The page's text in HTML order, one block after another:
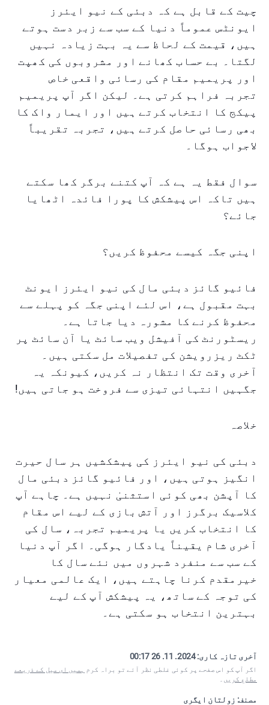
چیت کے قابل ہے کہ دبئی کے نیو ایئرز
ایونٹس عموماً دنیا کے سب سے زبر دست ہوتے
ہیں، قیمت کے لحاظ سے یہ بہت زیادہ نہیں
لگتا۔ بے حساب کھانے اور مشروبوں کی کھپت
اور پریمیم مقام کی رسائی واقعی خاص
تجربہ فراہم کرتی ہے۔ لیکن اگر آپ پریمیم
پیکج کا انتخاب کرتے ہیں اور ایمار واک کا
بھی رسائی حاصل کرتے ہیں، تجربہ تقریباً
لاجواب ہوگا۔
سوال فقط یہ ہے کہ آپ کتنے برگر کھا سکتے
ہیں تاکہ اس پیشکش کا پورا فائدہ اٹھایا
جائے؟
اپنی جگہ کیسے محفوظ کریں؟
فائیو گائز دبئی مال کی نیو ایئرز ایونٹ
بہت مقبول ہے، اس لئے اپنی جگہ کو پہلے سے
محفوظ کرنے کا مشورہ دیا جاتا ہے۔
ریسٹورنٹ کی آفیشل ویب سائٹ یا آن سائٹ پر
ٹکٹ ریزرویشن کی تفصیلات مل سکتی ہیں۔
آخری وقت تک انتظار نہ کریں، کیونکہ یہ
جگہیں انتہائی تیزی سے فروخت ہو جاتی ہیں!
خلاصہ
دبئی کی نیو ایئرز کی پیشکشیں ہر سال حیرت
انگیز ہوتی ہیں، اور فائیو گائز دبئی مال
کا آپشن بھی کوئی استثنیٰ نہیں ہے۔ چاہے آپ
کلاسیک برگرز اور آتش بازی کے لیے اس مقام
کا انتخاب کریں یا پریمیم تجربہ، سال کی
آخری شام یقیناً یادگار ہوگی۔ اگر آپ دنیا
کے سب سے منفرد شہروں میں نئے سال کا
خیرمقدم کرنا چاہتے ہیں، ایک عالمی معیار
کی توجہ کے ساتھ، یہ پیشکش آپ کے لیے
بہترین انتخاب ہو سکتی ہے۔
آخری تازہ کاری:2024. 11. 26 00:17
اگر آپ کو اس صفحے پر کوئی غلطی نظر آئے تو براہ کرم ہمیں ای میل کے ذریعے
مطلع کریں ۔
مصنف: زولتان ایگری